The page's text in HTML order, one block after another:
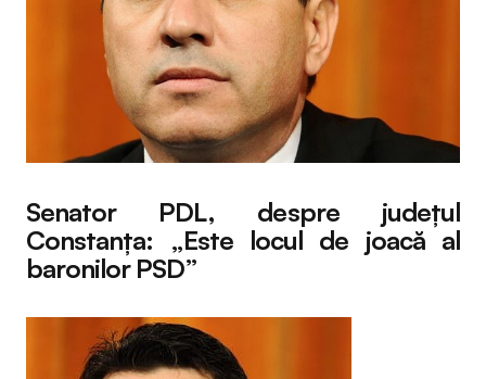
Senator PDL, despre județul
Constanța: „Este locul de joacă al
baronilor PSD”